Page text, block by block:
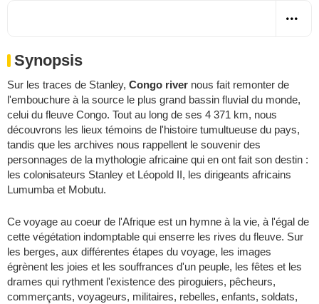
Synopsis
Sur les traces de Stanley, Congo river nous fait remonter de
l'embouchure à la source le plus grand bassin fluvial du monde,
celui du fleuve Congo. Tout au long de ses 4 371 km, nous
découvrons les lieux témoins de l'histoire tumultueuse du pays,
tandis que les archives nous rappellent le souvenir des
personnages de la mythologie africaine qui en ont fait son destin :
les colonisateurs Stanley et Léopold II, les dirigeants africains
Lumumba et Mobutu.
Ce voyage au coeur de l'Afrique est un hymne à la vie, à l'égal de
cette végétation indomptable qui enserre les rives du fleuve. Sur
les berges, aux différentes étapes du voyage, les images
égrènent les joies et les souffrances d'un peuple, les fêtes et les
drames qui rythment l'existence des piroguiers, pêcheurs,
commerçants, voyageurs, militaires, rebelles, enfants, soldats,